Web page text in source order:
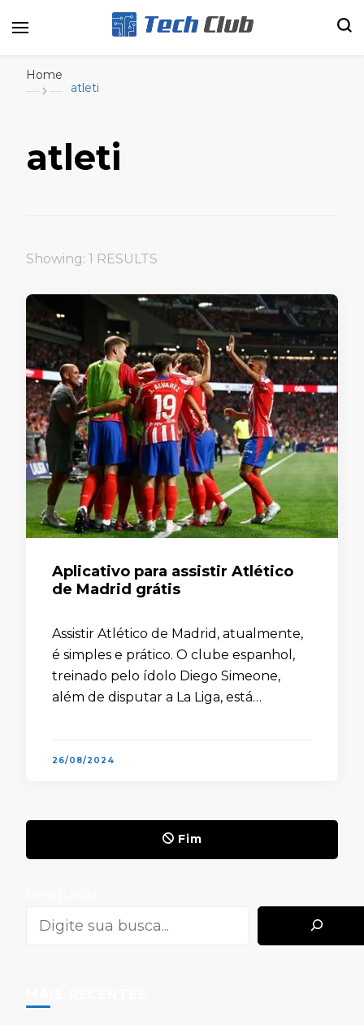
Home
atleti
atleti
Showing: 1 RESULTS
Aplicativo para assistir Atlético
de Madrid grátis
Assistir Atlético de Madrid, atualmente,
é simples e prático. O clube espanhol,
treinado pelo ídolo Diego Simeone,
além de disputar a La Liga, está
26/08/2024
Fim